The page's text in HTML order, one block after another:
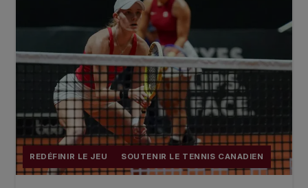
REDÉFINIR LE JEU SOUTENIR LE TENNIS CANADIEN